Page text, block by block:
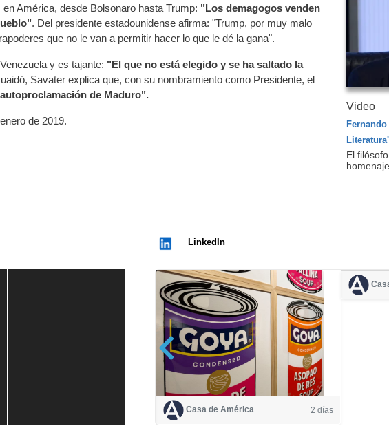
América, desde Bolsonaro hasta Trump: "Los demagogos venden
. Del presidente estadounidense afirma: "Trump, por muy malo
que no le van a permitir hacer lo que le dé la gana".
y es tajante: "El que no está elegido y se ha saltado la
Savater explica que, con su nombramiento como Presidente, el
de Maduro".
de 2019.
Video
Literatura'
El
LinkedIn
Casa de América 2 días